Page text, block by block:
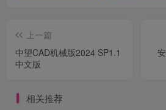
上一篇
中望CAD机械版2024 SP1.1
中文版
相关推荐